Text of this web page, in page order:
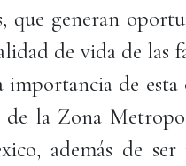
que generan
de vida de las
importancia de esta
la Zona
además de